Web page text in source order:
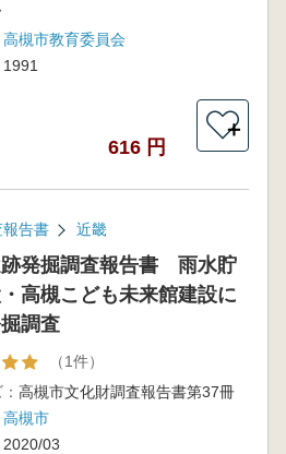
高槻市教育委員会
1991
616 円
＋
告書 近畿
発掘調査報告書 雨水貯
高槻こども未来館建設に
調査
（1件）
高槻市文化財調査報告書第37冊
高槻市
2020/03